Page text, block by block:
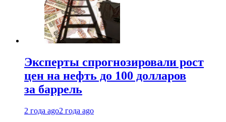
Эксперты спрогнозировали рост
цен на нефть до 100 долларов
за баррель
2 года ago2 года ago